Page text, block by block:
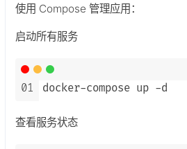
使用 Compose 管理应用：
启动所有服务
01 docker-compose up -d
查看服务状态